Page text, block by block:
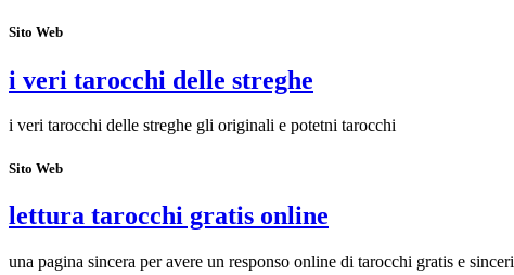
Sito Web
i veri tarocchi delle streghe
i veri tarocchi delle streghe gli originali e potetni tarocchi
Sito Web
lettura tarocchi gratis online
una pagina sincera per avere un responso online di tarocchi gratis e sinceri